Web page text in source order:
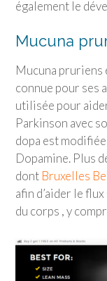
également le
Mucuna
Mucuna pruriens
connue pour ses
utilisée pour
Parkinson avec
dopa est
Dopamine. Plus
dont Bruxelles
afin d’aider le
du corps , y